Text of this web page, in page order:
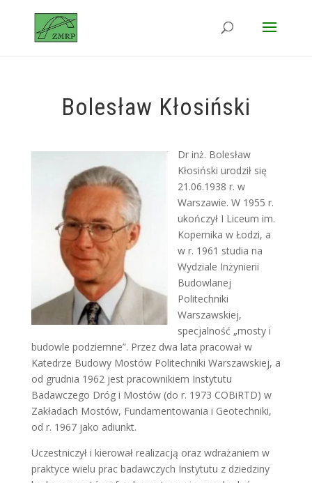
Bolesław Kłosiński
Dr inż. Bolesław
Kłosiński urodził się
21.06.1938 r. w
Warszawie. W 1955 r.
ukończył I Liceum im.
Kopernika w Łodzi, a
w r. 1961 studia na
Wydziale Inżynierii
Budowlanej
Politechniki
Warszawskiej,
specjalność „mosty i
budowle podziemne”. Przez dwa lata pracował w
Katedrze Budowy Mostów Politechniki Warszawskiej, a
od grudnia 1962 jest pracownikiem Instytutu
Badawczego Dróg i Mostów (do r. 1973 COBiRTD) w
Zakładach Mostów, Fundamentowania i Geotechniki,
od r. 1967 jako adiunkt.
Uczestniczył i kierował realizacją oraz wdrażaniem w
praktyce wielu prac badawczych Instytutu z dziedziny